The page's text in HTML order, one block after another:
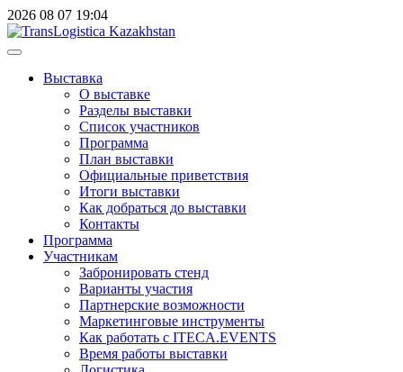
2026 08 07 19:04
Выставка
О выставке
Разделы выставки
Список участников
Программа
План выставки
Официальные приветствия
Итоги выставки
Как добраться до выставки
Контакты
Программа
Участникам
Забронировать стенд
Варианты участия
Партнерские возможности
Маркетинговые инструменты
Как работать с ITECA.EVENTS
Время работы выставки